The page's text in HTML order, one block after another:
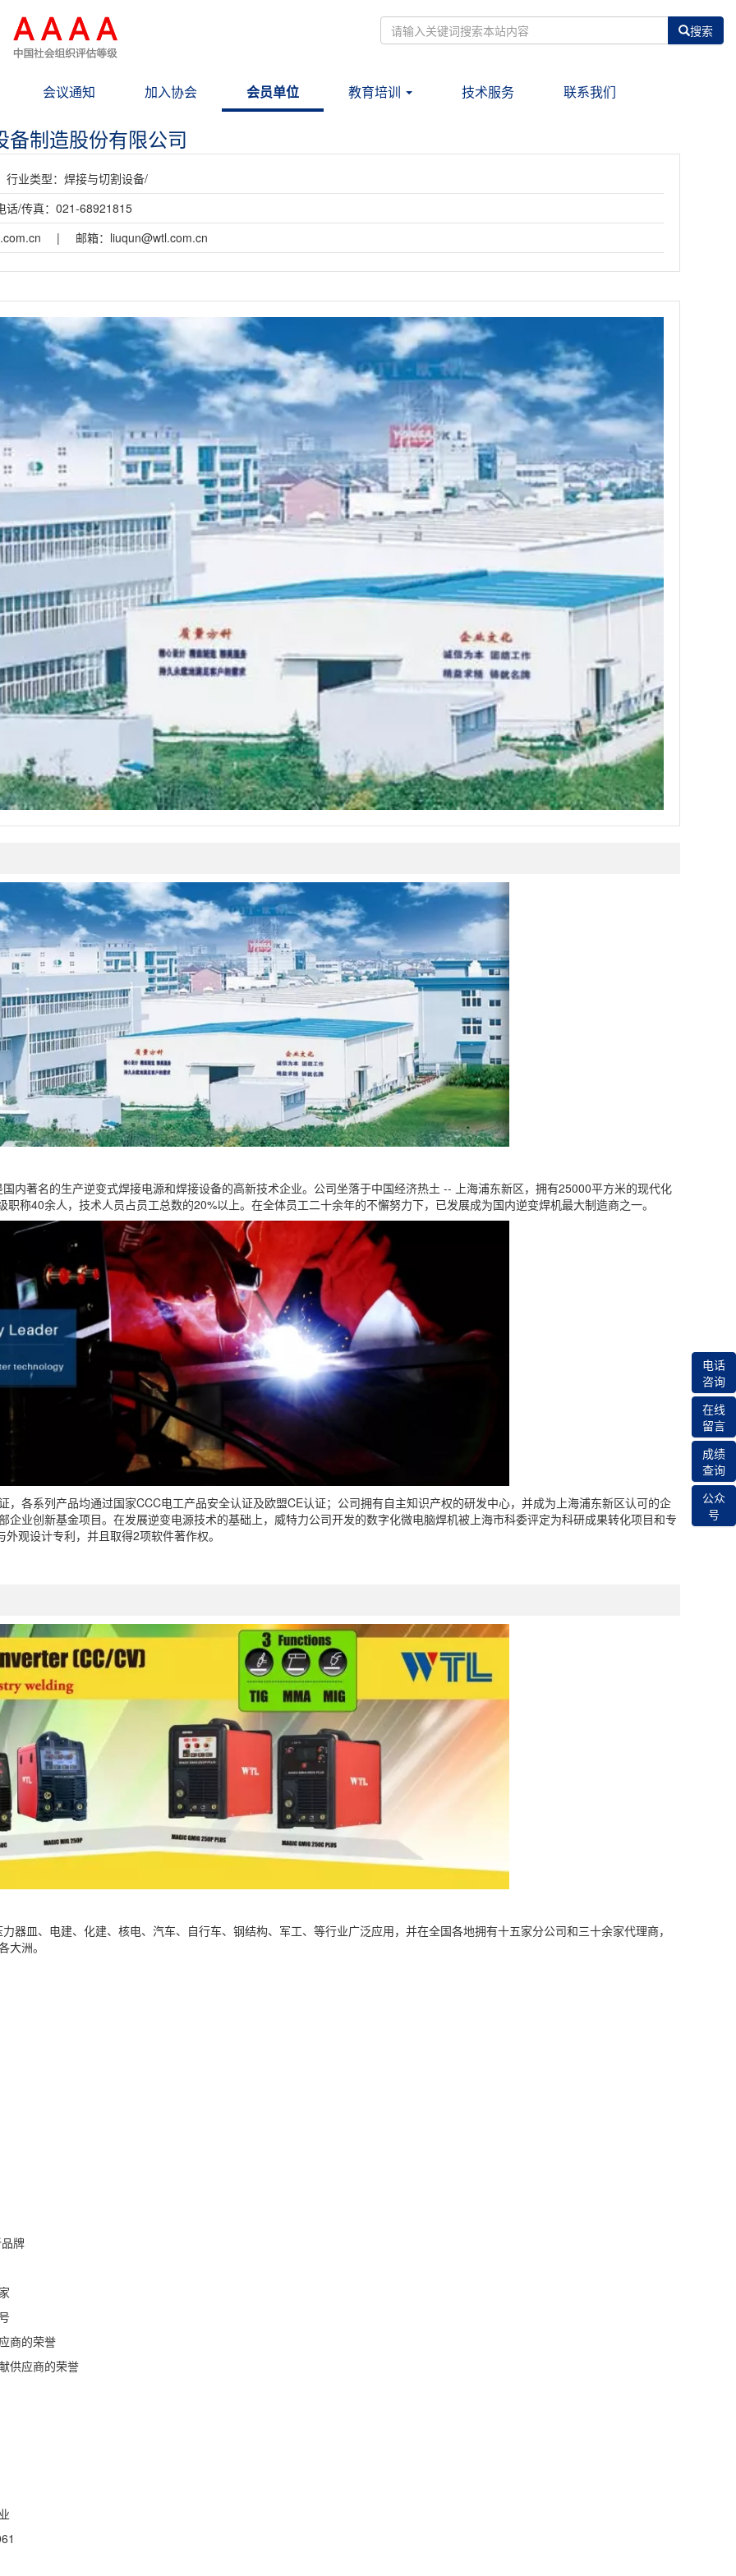
搜索
会议通知 加入协会 会员单位 教育培训 技术服务 联系我们
备制造股份有限公司
行业类型：焊接与切割设备/
话/传真：021-68921815
| 邮箱： liuqun@wtl.com.cn
内著名的生产逆变式焊接电源和焊接设备的高新技术企业。公司坐落于中国经济热土 -- 上海浦东新区，拥有25000平方米的现代化
职称40余人，技术人员占员工总数的20%以上。在全体员工二十余年的不懈努力下，已发展成为国内逆变焊机最大制造商之一。
，各系列产品均通过国家CCC电工产品安全认证及欧盟CE认证；公司拥有自主知识产权的研发中心，并成为上海浦东新区认可的企
业创新基金项目。在发展逆变电源技术的基础上，威特力公司开发的数字化微电脑焊机被上海市科委评定为科研成果转化项目和专
外观设计专利，并且取得2项软件著作权。
器皿、电建、化建、核电、汽车、自行车、钢结构、军工、等行业广泛应用，并在全国各地拥有十五家分公司和三十余家代理商，
洲。
牌
商的荣誉
供应商的荣誉
电话
咨询
在线
留言
成绩
查询
公众
号